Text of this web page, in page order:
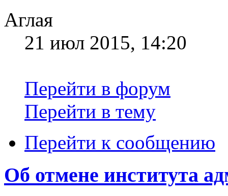
Аглая
21 июл 2015, 14:20
Перейти в форум
Перейти в тему
Перейти к сообщению
Об отмене института